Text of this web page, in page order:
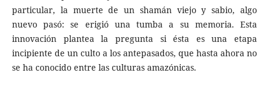
particular, la muerte de un shamán viejo y sabio, algo
nuevo pasó: se erigió una tumba a su memoria. Esta
innovación plantea la pregunta si ésta es una etapa
incipiente de un culto a los antepasados, que hasta ahora no
se ha conocido entre las culturas amazónicas.